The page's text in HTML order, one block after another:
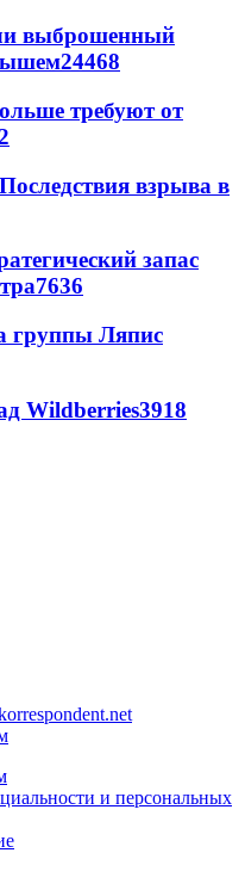
выброшенный
24468
требуют от
взрыва в
запас
7636
группы Ляпис
Wildberries3918
и персональных